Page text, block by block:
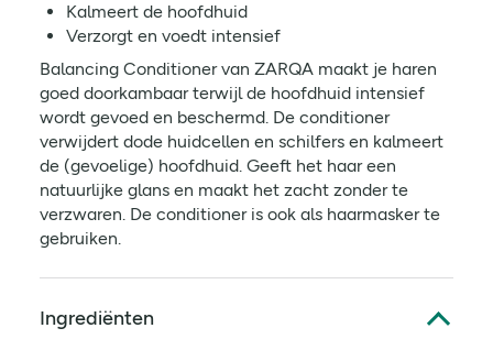
Kalmeert de hoofdhuid
Verzorgt en voedt intensief
Balancing Conditioner van ZARQA maakt je haren
goed doorkambaar terwijl de hoofdhuid intensief
wordt gevoed en beschermd. De conditioner
verwijdert dode huidcellen en schilfers en kalmeert
de (gevoelige) hoofdhuid. Geeft het haar een
natuurlijke glans en maakt het zacht zonder te
verzwaren. De conditioner is ook als haarmasker te
gebruiken.
Ingrediënten